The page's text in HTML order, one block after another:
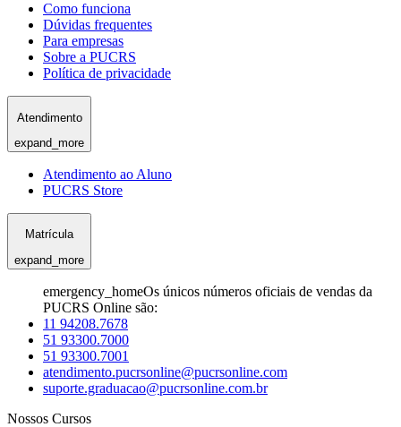
Como funciona
Dúvidas frequentes
Para empresas
Sobre a PUCRS
Política de privacidade
Atendimento
expand_more
Atendimento ao Aluno
PUCRS Store
Matrícula
expand_more
emergency_homeOs únicos números oficiais de vendas da
PUCRS Online são:
11 94208.7678
51 93300.7000
51 93300.7001
atendimento.pucrsonline@pucrsonline.com
suporte.graduacao@pucrsonline.com.br
Nossos Cursos